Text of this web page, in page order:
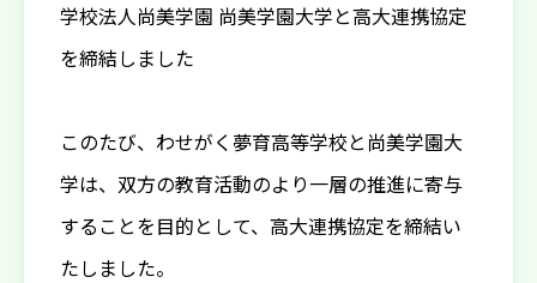
学校法人尚美学園 尚美学園大学と高大連携協定
を締結しました
このたび、わせがく夢育高等学校と尚美学園大
学は、双方の教育活動のより一層の推進に寄与
することを目的として、高大連携協定を締結い
たしました。